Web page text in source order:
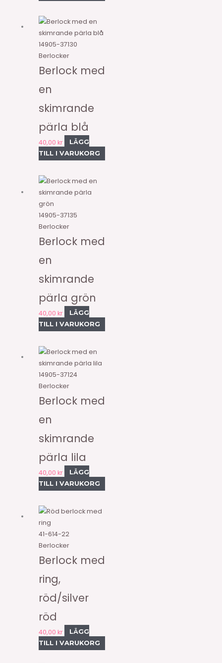
14905-37130
Berlocker
Berlock med
en
skimrande
pärla blå
40,00kr
LÄGG
TILL I VARUKORG
14905-37135
Berlocker
Berlock med
en
skimrande
pärla grön
40,00kr
LÄGG
TILL I VARUKORG
14905-37124
Berlocker
Berlock med
en
skimrande
pärla lila
40,00kr
LÄGG
TILL I VARUKORG
41-614-22
Berlocker
Berlock med
ring,
röd/silver
röd
40,00kr
LÄGG
TILL I VARUKORG